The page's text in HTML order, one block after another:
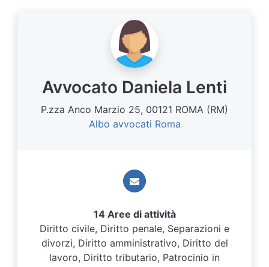
Avvocato Daniela Lenti
P.zza Anco Marzio 25, 00121 ROMA (RM)
Albo avvocati Roma
14 Aree di attività
Diritto civile, Diritto penale, Separazioni e
divorzi, Diritto amministrativo, Diritto del
lavoro, Diritto tributario, Patrocinio in